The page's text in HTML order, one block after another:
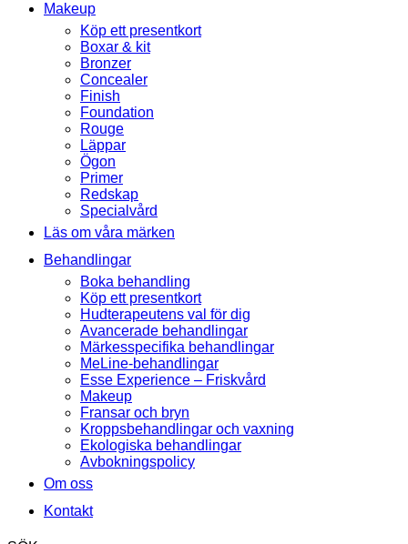
Makeup
Köp ett presentkort
Boxar & kit
Bronzer
Concealer
Finish
Foundation
Rouge
Läppar
Ögon
Primer
Redskap
Specialvård
Läs om våra märken
Behandlingar
Boka behandling
Köp ett presentkort
Hudterapeutens val för dig
Avancerade behandlingar
Märkesspecifika behandlingar
MeLine-behandlingar
Esse Experience – Friskvård
Makeup
Fransar och bryn
Kroppsbehandlingar och vaxning
Ekologiska behandlingar
Avbokningspolicy
Om oss
Kontakt